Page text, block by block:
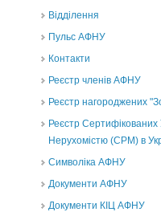
Відділення
Пульс АФНУ
Контакти
Реєстр членів АФНУ
Реєстр нагороджених
Реєстр
Нерухомістю (CPM) в
Символіка АФНУ
Документи АФНУ
Документи КІЦ АФНУ